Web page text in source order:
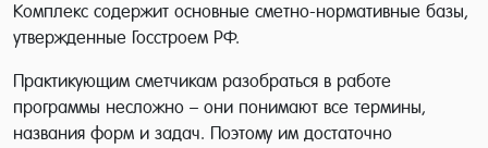
Комплекс содержит основные сметно-нормативные базы,
утвержденные Госстроем РФ.
Практикующим сметчикам разобраться в работе
программы несложно – они понимают все термины,
названия форм и задач. Поэтому им достаточно